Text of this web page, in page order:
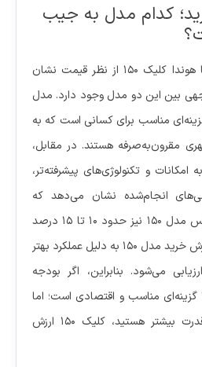
کدام مدل به جیب
مقایسه مدل کلیک ۱۲۵ با هوندا کلیک ۱۵۰ از نظر قیمت نشان
بین این دو مدل وجود دارد. مدل
گزینه‌ای مناسب برای کسانی است که به
مقرون‌به‌صرفه هستند. در مقابل،
با توجه به امکانات و تکنولوژی‌های پیشرفته‌تر،
انجام‌شده نشان می‌دهد که
هزینه‌های نگهداری و سرویس مدل ۱۵۰ نیز حدود ۱۰ تا ۱۵ درصد
بیشتر است. با این حال، ارزش خرید مدل ۱۵۰ به دلیل عملکرد بهتر
می‌شود. بنابراین، اگر بودجه
محدودی دارید، کلیک ۱۲۵ گزینه‌ای مناسب و اقتصادی است؛ اما
اگر به دنبال امکانات و قدرت بیشتر هستید، کلیک ۱۵۰ ارزش